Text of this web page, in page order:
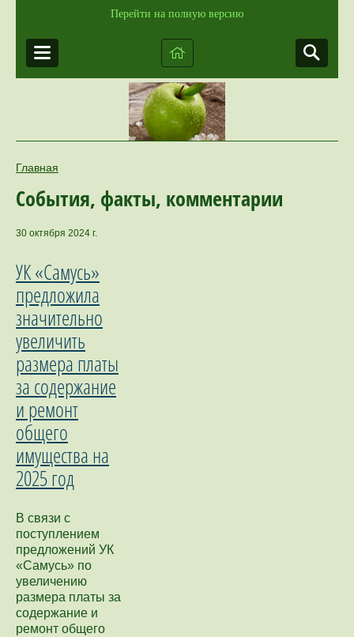
Перейти на полную версию
Главная
События, факты, комментарии
30 октября 2024 г.
УК «Самусь»
предложила
значительно
увеличить
размера платы
за содержание
и ремонт
общего
имущества на
2025 год
В связи с
поступлением
предложений УК
«Самусь» по
увеличению
размера платы за
содержание и
ремонт общего